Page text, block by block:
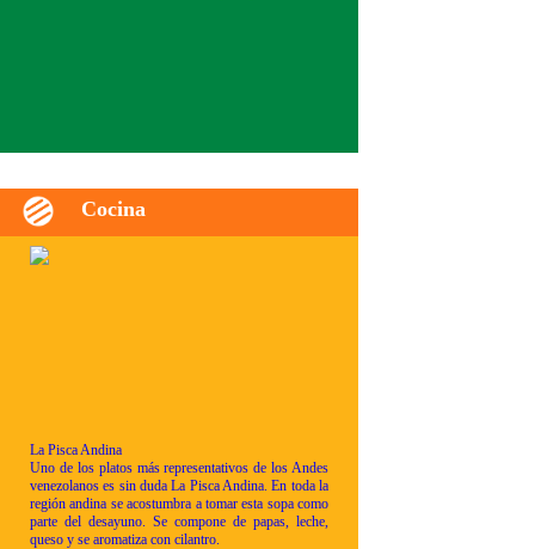
Cocina
La Pisca Andina
Uno de los platos más representativos de los Andes
venezolanos es sin duda La Pisca Andina. En toda la
región andina se acostumbra a tomar esta sopa como
parte del desayuno. Se compone de papas, leche,
queso y se aromatiza con cilantro.